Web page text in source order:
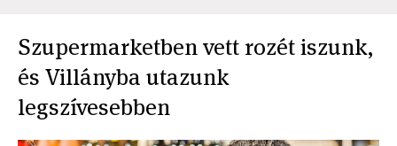
Szupermarketben vett rozét iszunk,
és Villányba utazunk
legszívesebben